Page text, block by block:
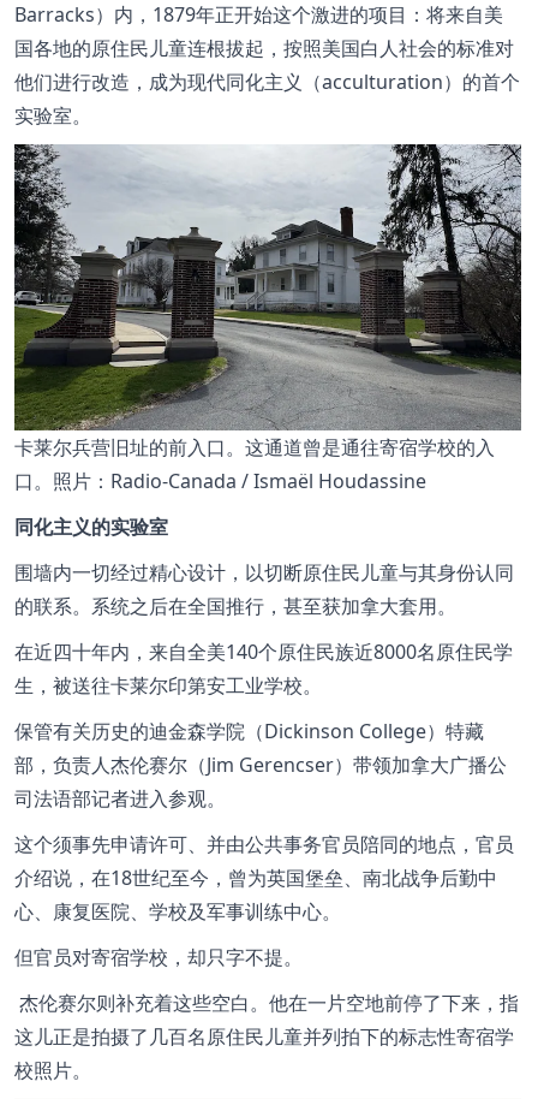
Barracks）内，1879年正开始这个激进的项目：将来自美
国各地的原住民儿童连根拔起，按照美国白人社会的标准对
他们进行改造，成为现代同化主义（acculturation）的首个
实验室。
卡莱尔兵营旧址的前入口。这通道曾是通往寄宿学校的入
口。照片：Radio-Canada / Ismaël Houdassine
同化主义的实验室
围墙内一切经过精心设计，以切断原住民儿童与其身份认同
的联系。系统之后在全国推行，甚至获加拿大套用。
在近四十年内，来自全美140个原住民族近8000名原住民学
生，被送往卡莱尔印第安工业学校。
保管有关历史的迪金森学院（Dickinson College）特藏
部，负责人杰伦赛尔（Jim Gerencser）带领加拿大广播公
司法语部记者进入参观。
这个须事先申请许可、并由公共事务官员陪同的地点，官员
介绍说，在18世纪至今，曾为英国堡垒、南北战争后勤中
心、康复医院、学校及军事训练中心。
但官员对寄宿学校，却只字不提。
杰伦赛尔则补充着这些空白。他在一片空地前停了下来，指
这儿正是拍摄了几百名原住民儿童并列拍下的标志性寄宿学
校照片。